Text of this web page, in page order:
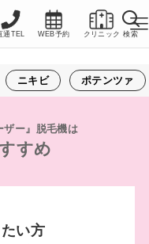
キサンドライト
通TEL WEB予約 クリニック 検索
ニキビ ポテンツァ
ザー』脱毛機は
すめ
い方